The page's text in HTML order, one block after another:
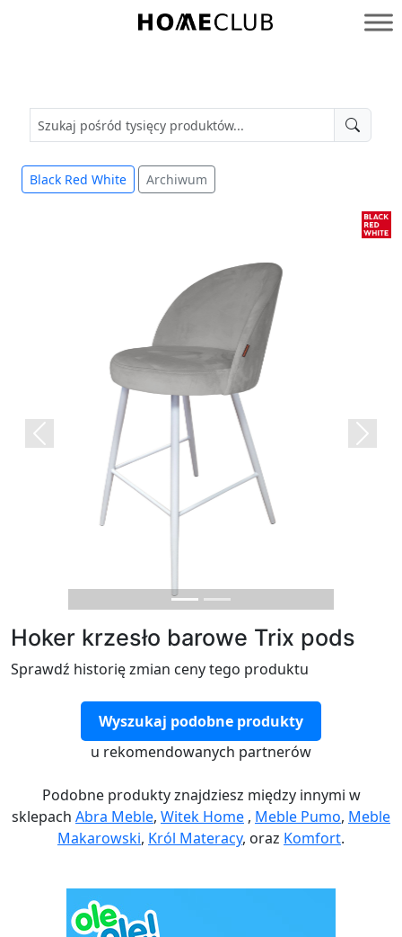
Homeclub
Black Red White Archiwum
Previous Next
Hoker krzesło barowe Trix pods
Sprawdź historię zmian ceny tego produktu
Wyszukaj podobne produkty
u rekomendowanych partnerów
Podobne produkty znajdziesz między innymi w
sklepach Abra Meble, Witek Home , Meble Pumo, Meble
Makarowski, Król Materacy, oraz Komfort.